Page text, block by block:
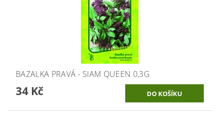
BAZALKA PRAVÁ - SIAM QUEEN 0,3G
34 Kč